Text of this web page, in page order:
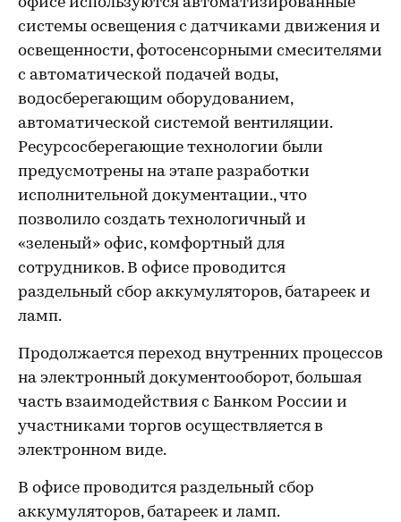
системы освещения с датчиками движения и
освещенности, фотосенсорными смесителями
с автоматической подачей воды,
водосберегающим оборудованием,
автоматической системой вентиляции.
Ресурсосберегающие технологии были
предусмотрены на этапе разработки
исполнительной документации., что
позволило создать технологичный и
«зеленый» офис, комфортный для
сотрудников. В офисе проводится
раздельный сбор аккумуляторов, батареек и
ламп.
Продолжается переход внутренних процессов
на электронный документооборот, большая
часть взаимодействия с Банком России и
участниками торгов осуществляется в
электронном виде.
В офисе проводится раздельный сбор
аккумуляторов, батареек и ламп.